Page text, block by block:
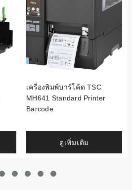
เครื่องพิมพ์บาร์โค้ด TSC
MH641 Standard Printer
Barcode
ดูเพิ่มเติม